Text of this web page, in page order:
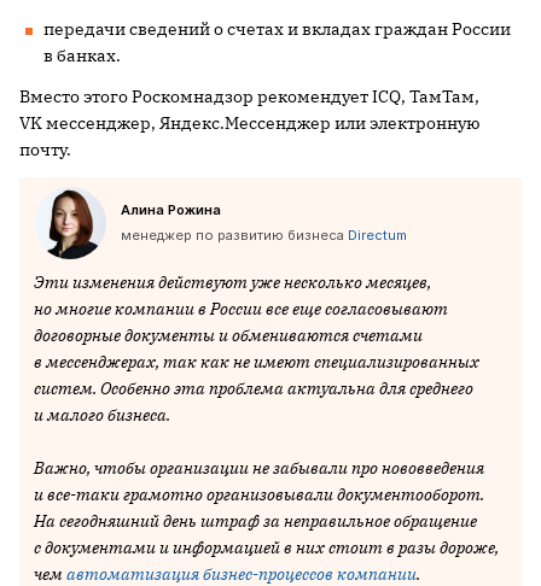
передачи сведений о счетах и вкладах граждан России
в банках.
Вместо этого Роскомнадзор рекомендует ICQ, ТамТам,
VK мессенджер, Яндекс.Мессенджер или электронную
почту.
Алина Рожина
менеджер по развитию бизнеса Directum
Эти изменения действуют уже несколько месяцев,
но многие компании в России все еще согласовывают
договорные документы и обмениваются счетами
в мессенджерах, так как не имеют специализированных
систем. Особенно эта проблема актуальна для среднего
и малого бизнеса.
Важно, чтобы организации не забывали про нововведения
и все-таки грамотно организовывали документооборот.
На сегодняшний день штраф за неправильное обращение
с документами и информацией в них стоит в разы дороже,
чемавтоматизация бизнес-процессов компании.